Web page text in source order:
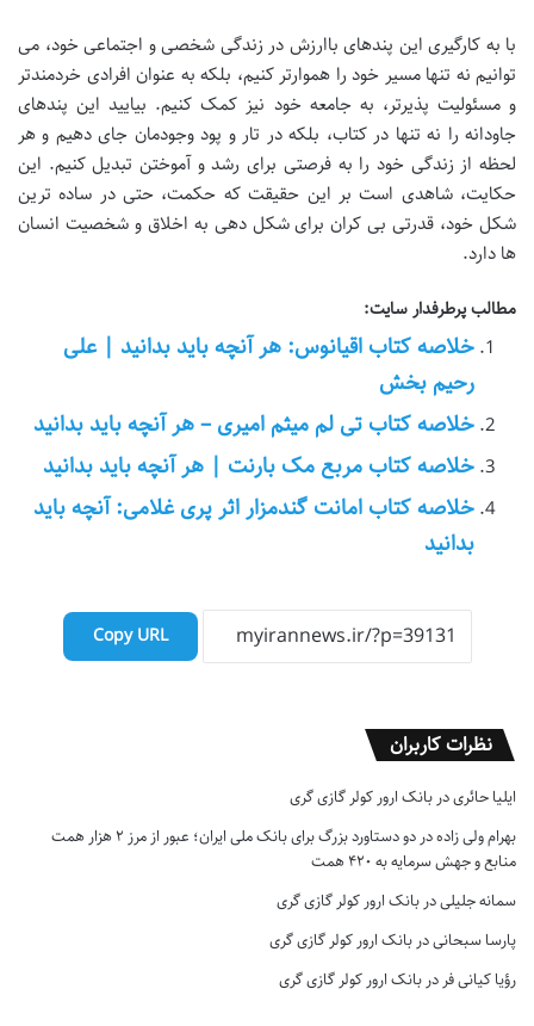
با به کارگیری این پندهای باارزش در زندگی شخصی و اجتماعی خود، می
توانیم نه تنها مسیر خود را هموارتر کنیم، بلکه به عنوان افرادی خردمندتر
و مسئولیت پذیرتر، به جامعه خود نیز کمک کنیم. بیایید این پندهای
جاودانه را نه تنها در کتاب، بلکه در تار و پود وجودمان جای دهیم و هر
لحظه از زندگی خود را به فرصتی برای رشد و آموختن تبدیل کنیم. این
حکایت، شاهدی است بر این حقیقت که حکمت، حتی در ساده ترین
شکل خود، قدرتی بی کران برای شکل دهی به اخلاق و شخصیت انسان
ها دارد.
مطالب پرطرفدار سایت:
خلاصه کتاب اقیانوس: هر آنچه باید بدانید | علی
رحیم بخش
خلاصه کتاب تی لم میثم امیری – هر آنچه باید بدانید
خلاصه کتاب مربع مک بارنت | هر آنچه باید بدانید
خلاصه کتاب امانت گندمزار اثر پری غلامی: آنچه باید
بدانید
Copy URL
نظرات کاربران
ایلیا حائریدر بانک ارور کولر گازی گری
بهرام ولی زادهدر
دو دستاورد بزرگ برای بانک ملی ایران؛ عبور از مرز ۲ هزار همت
منابع و جهش سرمایه به ۴۲۰ همت
سمانه جلیلیدر بانک ارور کولر گازی گری
پارسا سبحانیدر بانک ارور کولر گازی گری
رؤیا کیانی فر در بانک ارور کولر گازی گری